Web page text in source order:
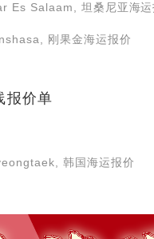
Es Salaam, 坦桑尼亚海运
刚果金海运报价
报价单
韩国海运报价